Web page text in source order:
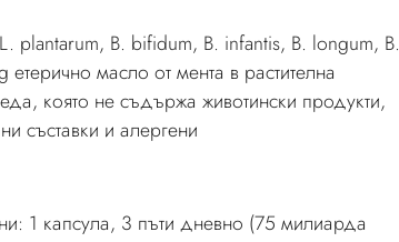
plantarum, B. bifidum, B. infantis, B. longum, B.
масло от мента в растителна
която не съдържа животински продукти,
съставки и алергени
1 капсула, 3 пъти дневно (75 милиарда